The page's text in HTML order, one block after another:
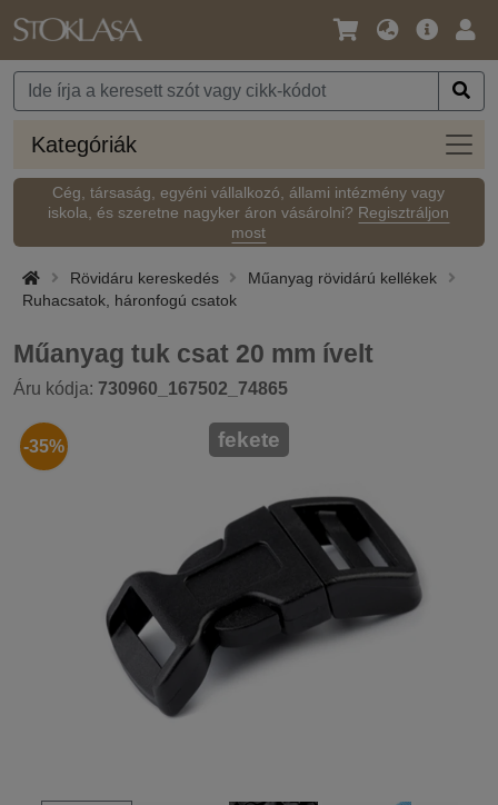
Nyelv
Pénznem
Fő
Kategóriák
Cég, társaság, egyéni vállalkozó, állami intézmény vagy
iskola, és szeretne nagyker áron vásárolni? Regisztráljon
most
Rövidáru kereskedés
Műanyag rövidárú kellékek
Ruhacsatok, háronfogú csatok
Műanyag tuk csat 20 mm ívelt
Áru kódja: 730960_167502_74865
-35% fekete